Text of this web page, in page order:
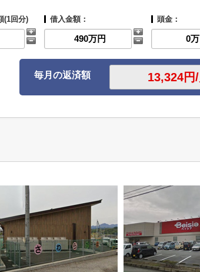
(1回分) 借入金額： 頭金：
毎月の返済額